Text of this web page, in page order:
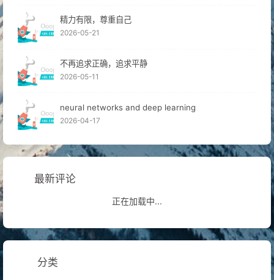
精力有限，尊重自己
2026-05-21
不再追求正确，追求平静
2026-05-11
neural networks and deep learning
2026-04-17
最新评论
正在加载中...
分类